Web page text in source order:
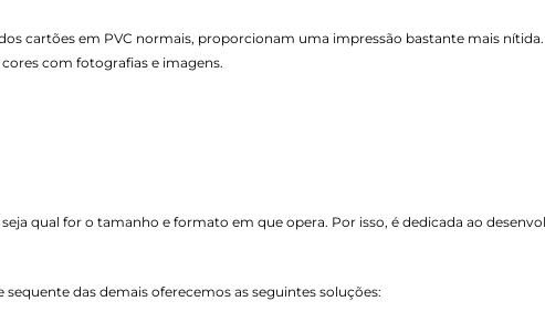
cartões em PVC normais, proporcionam uma impressão bastante mais nítida.
com fotografias e imagens.
qual for o tamanho e formato em que opera. Por isso, é dedicada ao
das demais oferecemos as seguintes soluções: